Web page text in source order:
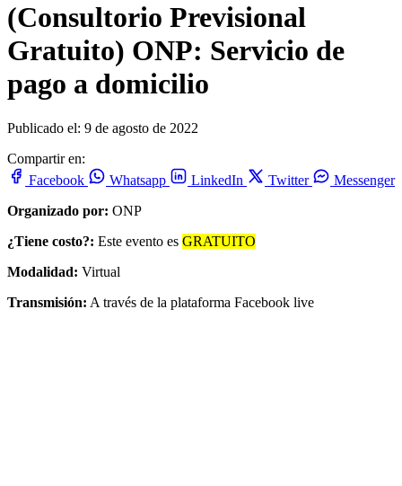
(Consultorio Previsional
Gratuito) ONP: Servicio de
pago a domicilio
Publicado el: 9 de agosto de 2022
Compartir en:
Facebook
Whatsapp LinkedIn Twitter
Messenger
Organizado por: ONP
¿Tiene costo?: Este evento es GRATUITO
Modalidad: Virtual
Transmisión: A través de la plataforma Facebook live